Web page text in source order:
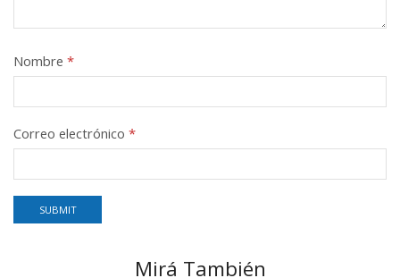
Nombre *
Correo electrónico *
Mirá También